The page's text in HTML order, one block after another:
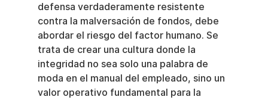
defensa verdaderamente resistente
contra la malversación de fondos, debe
abordar el riesgo del factor humano. Se
trata de crear una cultura donde la
integridad no sea solo una palabra de
moda en el manual del empleado, sino un
valor operativo fundamental para la